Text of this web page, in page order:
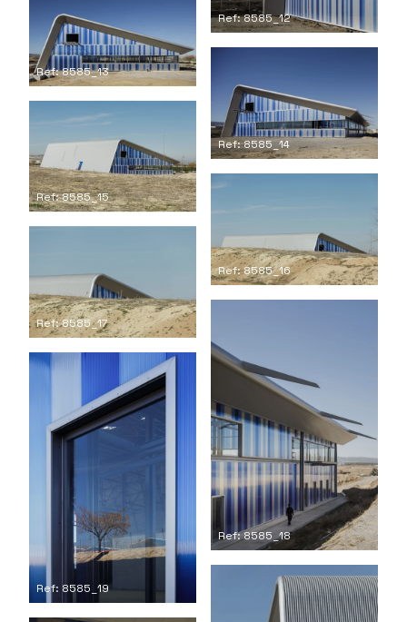
Ref: 8585_12
Ref: 8585_13
Ref: 8585_14
Ref: 8585_15
Ref: 8585_16
Ref: 8585_17
Ref: 8585_18
Ref: 8585_19